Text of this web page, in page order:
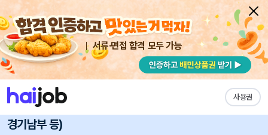
서류·면접 합격 모두 가능
사용권
채용공고 자소서 자유항목 자소서 내 작성목록
롯데컬처웍스(주)
2025년 3월 현장 운영직 신입채용 (군산, 대구, 아산,
경기남부 등)